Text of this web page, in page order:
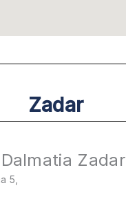
Zadar
Zadar
5,